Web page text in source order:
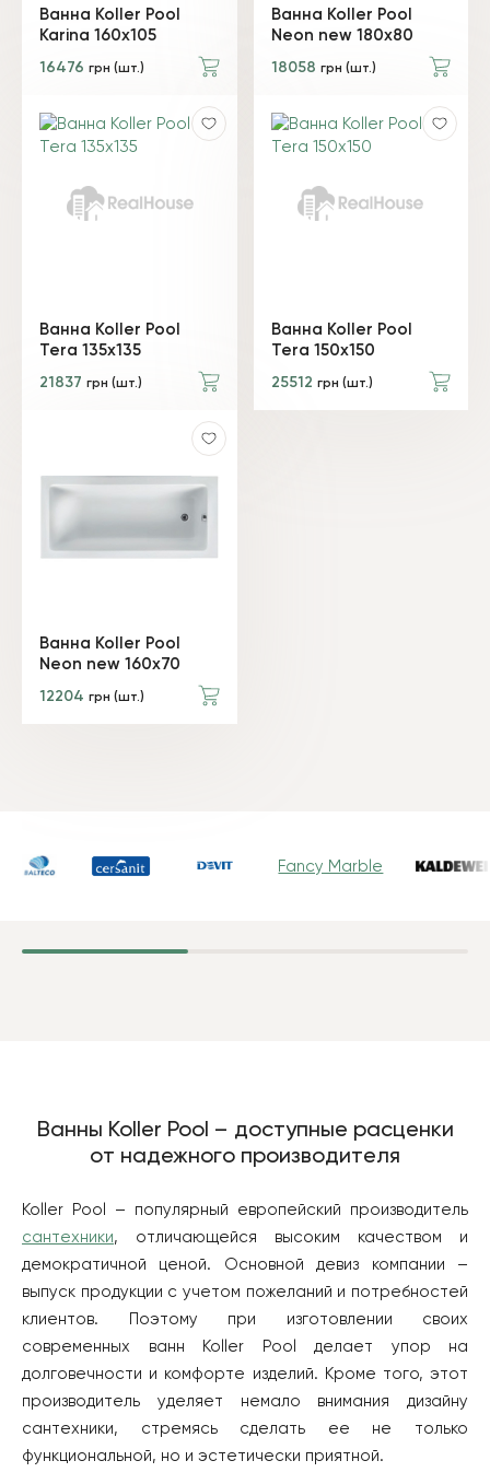
Ванна Koller Pool
Karina 160х105
16476 грн (шт.)
Ванна Koller Pool
Neon new 180х80
18058 грн (шт.)
Ванна Koller Pool
Tera 135x135
21837 грн (шт.)
Ванна Koller Pool
Tera 150х150
25512 грн (шт.)
Ванна Koller Pool
Neon new 160х70
12204 грн (шт.)
Fancy Marble
Ванны Koller Pool – доступные расценки
от надежного производителя
Koller Pool – популярный европейский производитель
сантехники, отличающейся высоким качеством и
демократичной ценой. Основной девиз компании –
выпуск продукции с учетом пожеланий и потребностей
клиентов. Поэтому при изготовлении своих
современных ванн Koller Pool делает упор на
долговечности и комфорте изделий. Кроме того, этот
производитель уделяет немало внимания дизайну
сантехники, стремясь сделать ее не только
функциональной, но и эстетически приятной.